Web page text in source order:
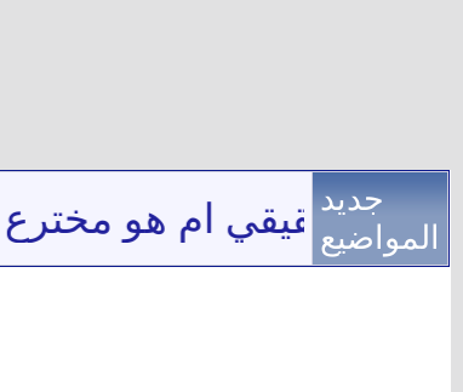
اسم حقيقي ام هو مخترع
جديد
المواضيع